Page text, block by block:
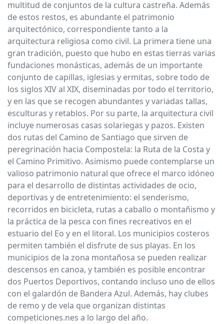
multitud de conjuntos de la cultura castreña. Además
de estos restos, es abundante el patrimonio
arquitectónico, correspondiente tanto a la
arquitectura religiosa como civil. La primera tiene una
gran tradición, puesto que hubo en estas tierras varias
fundaciones monásticas, además de un importante
conjunto de capillas, iglesias y ermitas, sobre todo de
los siglos XIV al XIX, diseminadas por todo el territorio,
y en las que se recogen abundantes y variadas tallas,
esculturas y retablos. Por su parte, la arquitectura civil
incluye numerosas casas solariegas y pazos. Existen
dos rutas del Camino de Santiago que sirven de
peregrinación hacia Compostela: la Ruta de la Costa y
el Camino Primitivo. Asimismo puede contemplarse un
valioso patrimonio natural que ofrece el marco idóneo
para el desarrollo de distintas actividades de ocio,
deportivas y de entretenimiento: el senderismo,
recorridos en bicicleta, rutas a caballo o montañismo y
la práctica de la pesca con fines recreativos en el
estuario del Eo y en el litoral. Los municipios costeros
permiten también el disfrute de sus playas. En los
municipios de la zona montañosa se pueden realizar
descensos en canoa, y también es posible encontrar
dos Puertos Deportivos, contando incluso uno de ellos
con el galardón de Bandera Azul. Además, hay clubes
de remo y de vela que organizan distintas
competiciones.nes a lo largo del año.